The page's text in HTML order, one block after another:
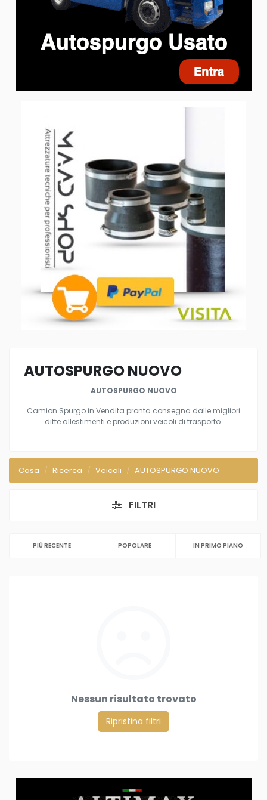
AUTOSPURGO NUOVO
AUTOSPURGO NUOVO
Camion Spurgo in Vendita pronta consegna dalle migliori
ditte allestimenti e produzioni veicoli di trasporto.
Casa Ricerca Veicoli AUTOSPURGO NUOVO
FILTRI
PIÙ RECENTE POPOLARE IN PRIMO PIANO
Nessun risultato trovato
Ripristina filtri